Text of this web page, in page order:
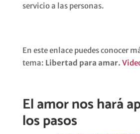
servicio a las personas.
En este enlace puedes conocer
tema: Libertad para amar.
El amor nos hará
los pasos